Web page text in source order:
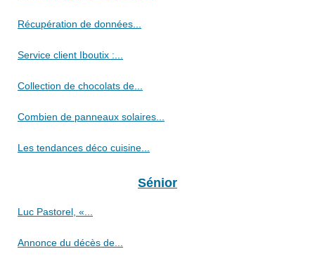
Récupération de données...
Service client Iboutix :...
Collection de chocolats de...
Combien de panneaux solaires...
Les tendances déco cuisine...
Sénior
Luc Pastorel, «...
Annonce du décès de...